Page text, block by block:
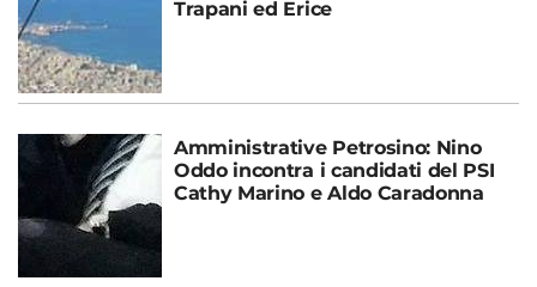
Trapani ed Erice
Amministrative Petrosino: Nino
Oddo incontra i candidati del PSI
Cathy Marino e Aldo Caradonna